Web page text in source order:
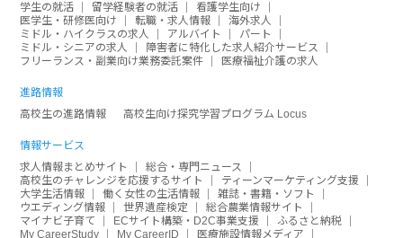
学生の就活
留学経験者の就活
看護学生向け
医学生・研修医向け
転職・求人情報
海外求人
ミドル・ハイクラスの求人
アルバイト
パート
ミドル・シニアの求人
障害者に特化した求人紹介サービス
フリーランス・副業向け業務委託案件
医療福祉介護の求人
進路情報
高校生の進路情報
高校生向け探究学習プログラム Locus
情報サービス
求人情報まとめサイト
総合・専門ニュース
高校生のチャレンジを応援するサイト
ティーンマーケティング支援
大学生活情報
働く女性の生活情報
雑誌・書籍・ソフト
ウエディング情報
世界遺産検定
総合農業情報サイト
マイナビ子育て
ECサイト構築・D2C事業支援
ふるさと納税
My CareerStudy
My CareerID
医療施設情報メディア